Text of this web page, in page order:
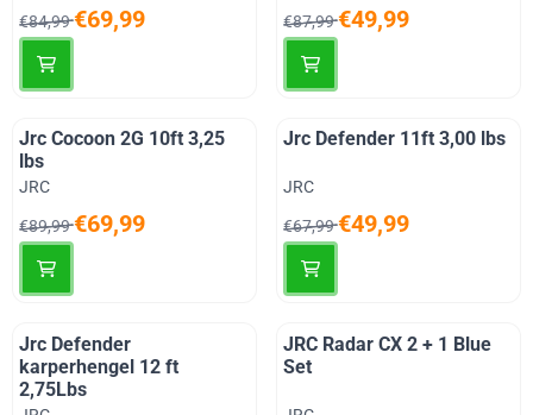
Van 84,99 voor 69,99
€84,99€69,99 Van 87,99 voor 49,99
€87,99€49,99
Jrc Cocoon 2G 10ft 3,25
lbs
Merk:
JRC
Van 89,99 voor 69,99
€89,99€69,99
Jrc Defender 11ft 3,00 lbs
Merk:
JRC
Van 67,99 voor 49,99
€67,99€49,99
Jrc Defender
karperhengel 12 ft
2,75Lbs
JRC Radar CX 2 + 1 Blue
Set